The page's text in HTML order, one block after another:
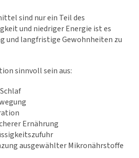
sind nur ein Teil des
und niedriger Energie ist es
und langfristige Gewohnheiten zu
sinnvoll sein aus:
Ernährung
ausgewählter Mikronährstoffe